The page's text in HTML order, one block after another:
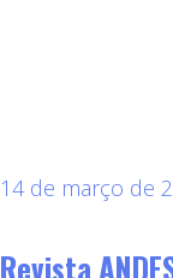
14 de março de
Revista